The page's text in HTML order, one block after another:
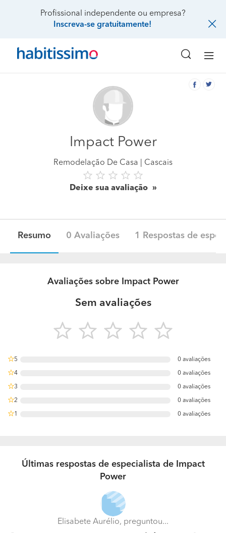
Profissional independente ou empresa?
Inscreva-se gratuitamente!
Impact Power
Remodelação De Casa Cascais
Deixe sua avaliação
Resumo 0 Avaliações 1 Respostas de
Avaliações sobre Impact Power
Sem avaliações
5 0 avaliações
4 0 avaliações
3 0 avaliações
2 0 avaliações
1 0 avaliações
Últimas respostas de especialista de Impact
Power
Elisabete Aurélio, preguntou...